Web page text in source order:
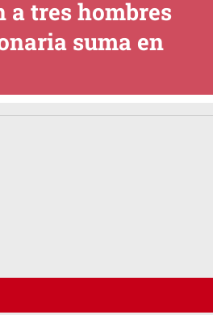
a tres hombres
suma en